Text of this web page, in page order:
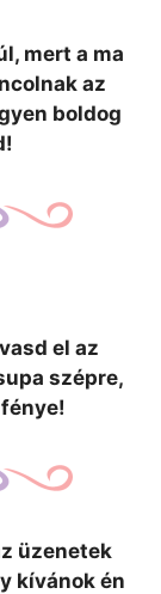
mert a ma
az
boldog
el az
szépre,
üzenetek
kívánok én